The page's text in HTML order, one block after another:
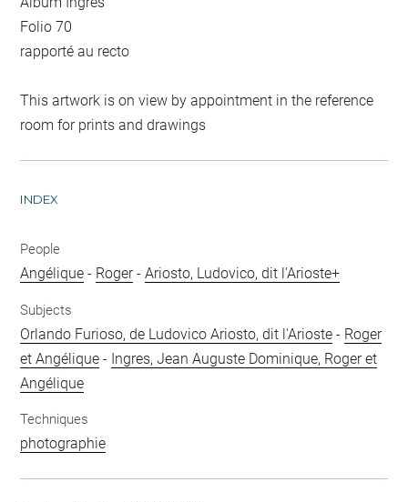
Folio 70
rapporté au recto
This artwork is on view by appointment in the reference
room for prints and drawings
INDEX
People
Angélique - Roger-Ariosto, Ludovico, dit l'Arioste+
Subjects
Orlando Furioso, de Ludovico Ariosto, dit l'Arioste - Roger
et Angélique - Ingres, Jean Auguste Dominique, Roger et
Angélique
Techniques
photographie